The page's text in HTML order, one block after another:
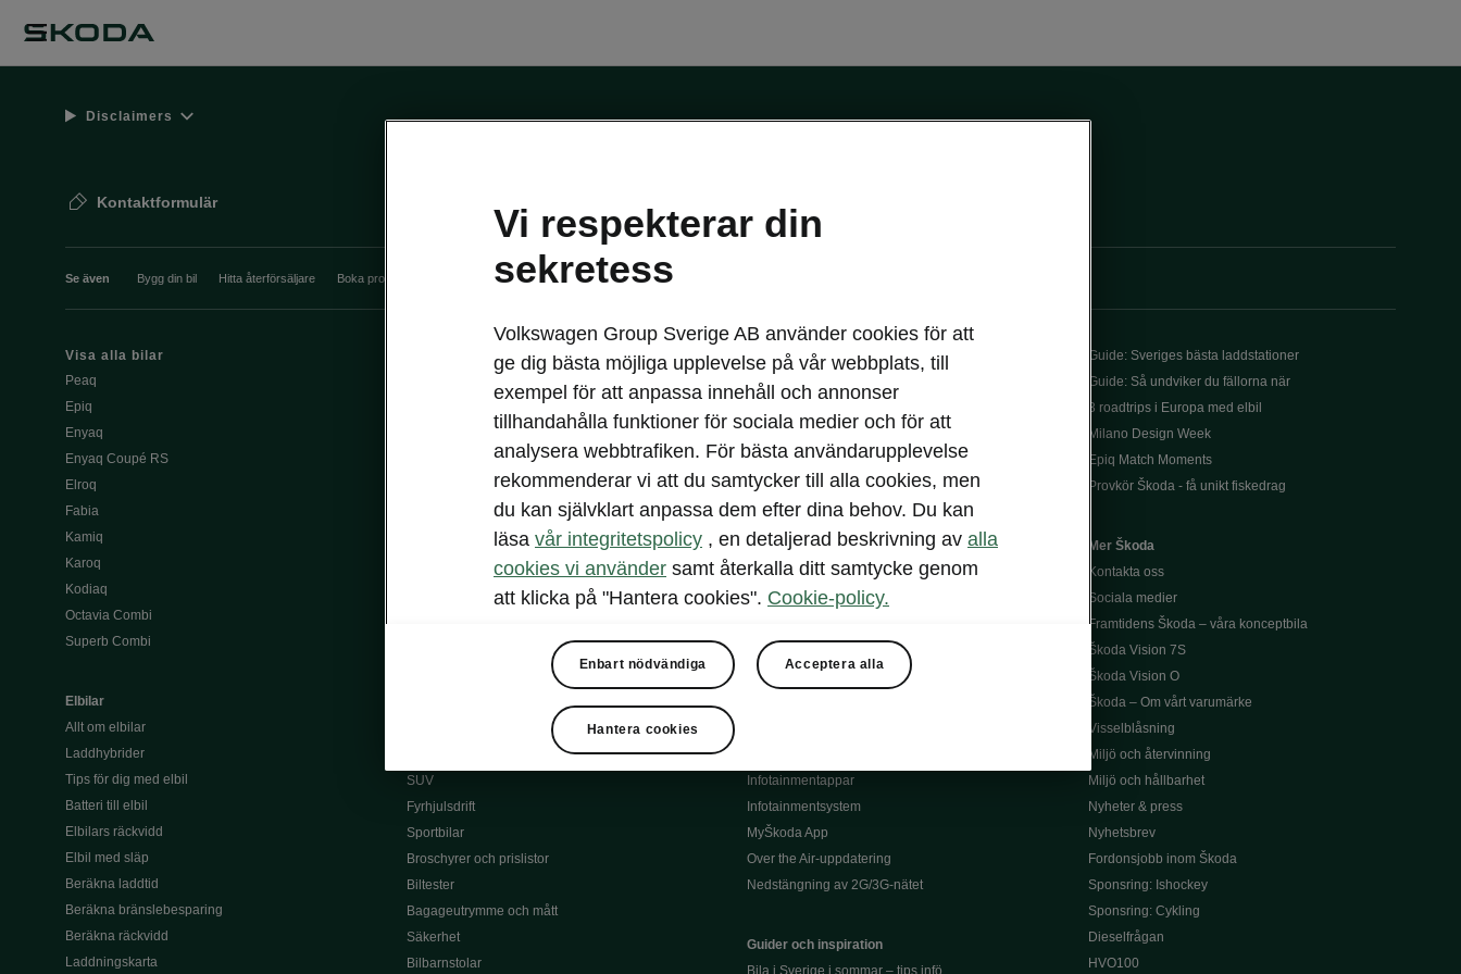
Disclaimers
Kontaktformulär
Se även Bygg din bil Hitta återförsäljare Boka provkörning Våra erbjudanden Privatleasing online
Visa alla bilar
Peaq
Epiq
Enyaq
Enyaq Coupé RS
Elroq
Fabia
Kamiq
Karoq
Kodiaq
Octavia Combi
Superb Combi
Elbilar
Allt om elbilar
Laddhybrider
Tips för dig med elbil
Batteri till elbil
Elbilars räckvidd
Elbil med släp
Beräkna laddtid
Beräkna bränslebesparing
Beräkna räckvidd
Laddningskarta
Ladda elbil publikt
Begagnade bilar
Välj rätt finansiering
Serviceavtal och försäkring
SUV
Fyrhjulsdrift
Sportbilar
Broschyrer och prislistor
Biltester
Bagageutrymme och mått
Säkerhet
Bilbarnstolar
Service och din bil
Škoda Service
Originaldelar
Vägassistans
Serviceavtal
Bli testpilot service
Däck
Instruktionsbok till din Škoda
Information om batterier
Garantier
Infotainmentappar
Infotainmentsystem
MyŠkoda App
Over the Air-uppdatering
Nedstängning av 2G/3G-nätet
Guider och inspiration
Bila i Sverige i sommar – tips infö
Guide: Sveriges bästa laddstationer
Guide: Så undviker du fällorna när
3 roadtrips i Europa med elbil
Milano Design Week
Epiq Match Moments
Provkör Škoda - få unikt fiskedrag
Mer Škoda
Kontakta oss
Sociala medier
Framtidens Škoda – våra konceptbila
Škoda Vision 7S
Škoda Vision O
Škoda – Om vårt varumärke
Visselblåsning
Miljö och återvinning
Miljö och hållbarhet
Nyheter & press
Nyhetsbrev
Fordonsjobb inom Škoda
Sponsring: Ishockey
Sponsring: Cykling
Dieselfrågan
HVO100
Vi respekterar din
sekretess
Volkswagen Group Sverige AB använder cookies för att
ge dig bästa möjliga upplevelse på vår webbplats, till
exempel för att anpassa innehåll och annonser
tillhandahålla funktioner för sociala medier och för att
analysera webbtrafiken. För bästa användarupplevelse
rekommenderar vi att du samtycker till alla cookies, men
du kan självklart anpassa dem efter dina behov. Du kan
läsa vår integritetspolicy , en detaljerad beskrivning av alla
cookies vi använder samt återkalla ditt samtycke genom
att klicka på "Hantera cookies". Cookie-policy.
Enbart nödvändiga Acceptera alla
Hantera cookies